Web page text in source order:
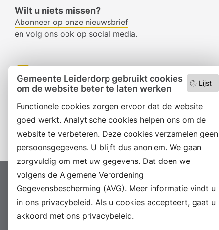
Lijst
Gemeente Leiderdorp gebruikt cookies
om de website beter te laten werken
Functionele cookies zorgen ervoor dat de website
goed werkt. Analytische cookies helpen ons om de
website te verbeteren. Deze cookies verzamelen geen
persoonsgegevens. U blijft dus anoniem. We gaan
zorgvuldig om met uw gegevens. Dat doen we
volgens de Algemene Verordening
Gegevensbescherming (AVG). Meer informatie vindt u
in ons privacybeleid. Als u cookies accepteert, gaat u
akkoord met ons privacybeleid.
Wilt u niets missen?
Abonneer op onze nieuwsbrief
en volg ons ook op social media.
RSS
LinkedIn
Instagram
Proclaimer Colofon
Toegankelijkheid
Sitemap
Privacyverklaring
Servicenormen
Suggesties
Archief Vacatures